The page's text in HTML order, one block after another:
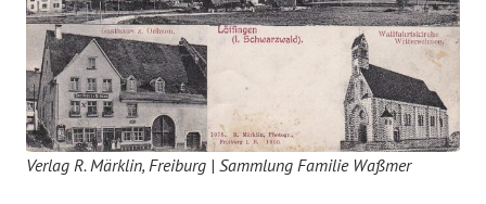
Verlag R. Märklin, Freiburg | Sammlung Familie Waßmer